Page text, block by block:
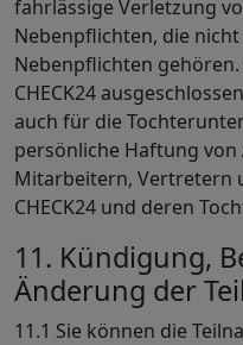
fahrlässige Verletzung
Nebenpflichten, die
Nebenpflichten
CHECK24
auch für die
persönliche Haftung
Mitarbeitern, Vertretern
CHECK24 und deren
11. Kündigung,
Änderung der
11.1 Sie können die